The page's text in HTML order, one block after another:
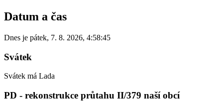
Datum a čas
Dnes je pátek, 7. 8. 2026, 4:58:45
Svátek
Svátek má Lada
PD - rekonstrukce průtahu II/379 naší obcí